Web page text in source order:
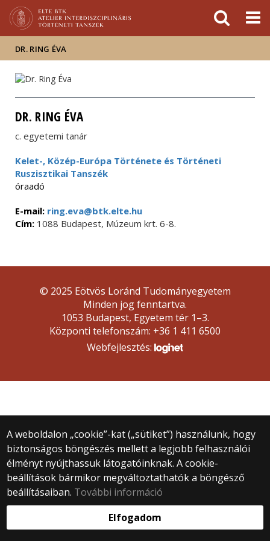
Hírek
Események
ELTE a
sajtóban
DR. RING ÉVA
DR. RING ÉVA
c. egyetemi tanár
Kelet-, Közép-Európa Története és Történeti
Ruszisztikai Tanszék
óraadó
E-mail: ring.eva@btk.elte.hu
Cím: 1088 Budapest, Múzeum krt. 6-8.
A weboldalon „cookie”-kat („sütiket”) használunk, hogy
biztonságos böngészés mellett a legjobb felhasználói
élményt nyújthassuk látogatóinknak. A cookie-
beállítások bármikor megváltoztathatók a böngésző
beállításaiban. További információ
Elfogadom
© 2025 Eötvös Loránd Tudományegyetem
Minden jog fenntartva.
1053 Budapest, Egyetem tér 1–3.
Központi telefonszám: +36 1 411 6500
Webfejlesztés: